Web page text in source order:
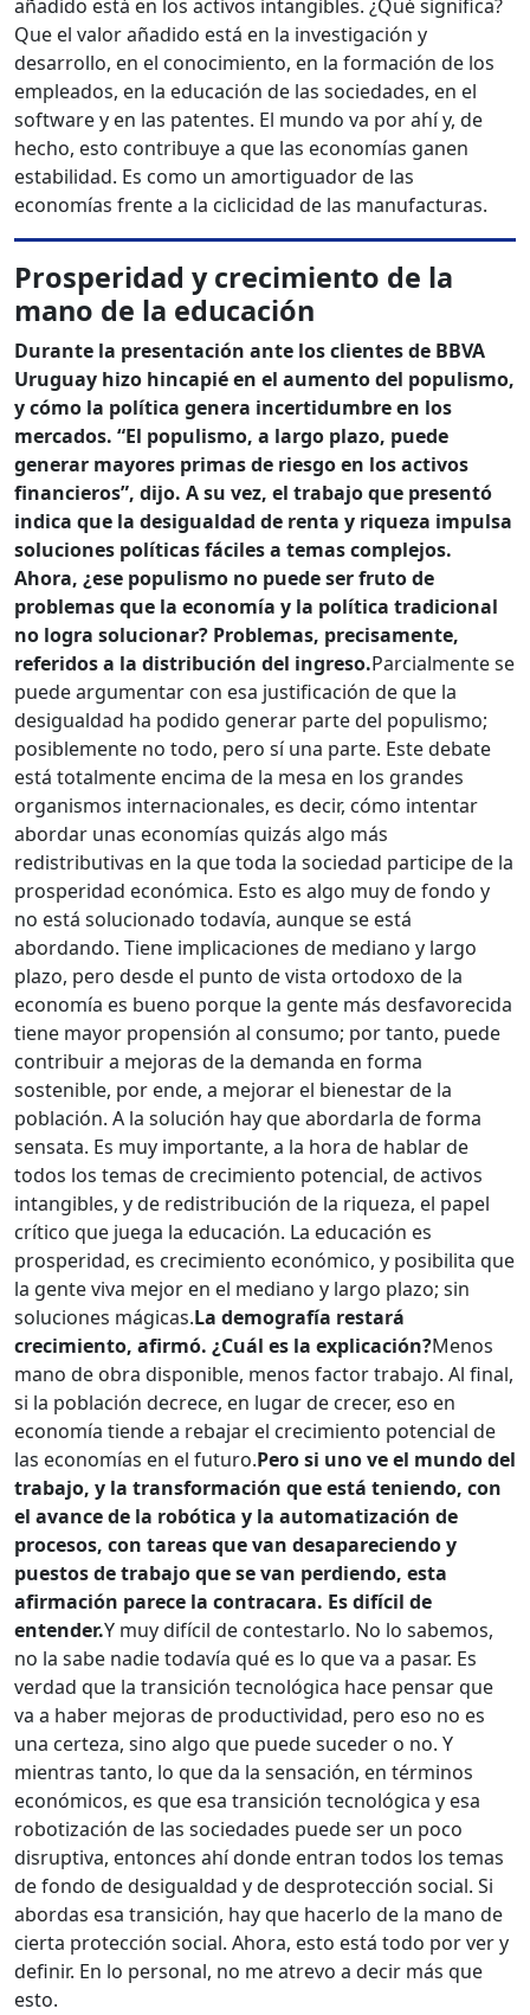
añadido está en los activos intangibles. ¿Qué significa?
Que el valor añadido está en la investigación y
desarrollo, en el conocimiento, en la formación de los
empleados, en la educación de las sociedades, en el
software y en las patentes. El mundo va por ahí y, de
hecho, esto contribuye a que las economías ganen
estabilidad. Es como un amortiguador de las
economías frente a la ciclicidad de las manufacturas.
Prosperidad y crecimiento de la
mano de la educación
Durante la presentación ante los clientes de BBVA
Uruguay hizo hincapié en el aumento del populismo,
y cómo la política genera incertidumbre en los
mercados. “El populismo, a largo plazo, puede
generar mayores primas de riesgo en los activos
financieros”, dijo. A su vez, el trabajo que presentó
indica que la desigualdad de renta y riqueza impulsa
soluciones políticas fáciles a temas complejos.
Ahora, ¿ese populismo no puede ser fruto de
problemas que la economía y la política tradicional
no logra solucionar? Problemas, precisamente,
referidos a la distribución del ingreso.Parcialmente se
puede argumentar con esa justificación de que la
desigualdad ha podido generar parte del populismo;
posiblemente no todo, pero sí una parte. Este debate
está totalmente encima de la mesa en los grandes
organismos internacionales, es decir, cómo intentar
abordar unas economías quizás algo más
redistributivas en la que toda la sociedad participe de la
prosperidad económica. Esto es algo muy de fondo y
no está solucionado todavía, aunque se está
abordando. Tiene implicaciones de mediano y largo
plazo, pero desde el punto de vista ortodoxo de la
economía es bueno porque la gente más desfavorecida
tiene mayor propensión al consumo; por tanto, puede
contribuir a mejoras de la demanda en forma
sostenible, por ende, a mejorar el bienestar de la
población. A la solución hay que abordarla de forma
sensata. Es muy importante, a la hora de hablar de
todos los temas de crecimiento potencial, de activos
intangibles, y de redistribución de la riqueza, el papel
crítico que juega la educación. La educación es
prosperidad, es crecimiento económico, y posibilita que
la gente viva mejor en el mediano y largo plazo; sin
soluciones mágicas.La demografía restará
crecimiento, afirmó. ¿Cuál es la explicación?Menos
mano de obra disponible, menos factor trabajo. Al final,
si la población decrece, en lugar de crecer, eso en
economía tiende a rebajar el crecimiento potencial de
las economías en el futuro.Pero si uno ve el mundo del
trabajo, y la transformación que está teniendo, con
el avance de la robótica y la automatización de
procesos, con tareas que van desapareciendo y
puestos de trabajo que se van perdiendo, esta
afirmación parece la contracara. Es difícil de
entender.Y muy difícil de contestarlo. No lo sabemos,
no la sabe nadie todavía qué es lo que va a pasar. Es
verdad que la transición tecnológica hace pensar que
va a haber mejoras de productividad, pero eso no es
una certeza, sino algo que puede suceder o no. Y
mientras tanto, lo que da la sensación, en términos
económicos, es que esa transición tecnológica y esa
robotización de las sociedades puede ser un poco
disruptiva, entonces ahí donde entran todos los temas
de fondo de desigualdad y de desprotección social. Si
abordas esa transición, hay que hacerlo de la mano de
cierta protección social. Ahora, esto está todo por ver y
definir. En lo personal, no me atrevo a decir más que
esto.